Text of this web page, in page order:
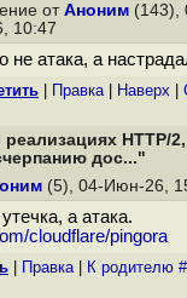
от Аноним (143),
10:47
не атака, а
Правка| Наверх
HTTP/2,
дос..."
(5), 04-Июн-26,
а атака.
cloudflare/pingora
Правка| К родителю